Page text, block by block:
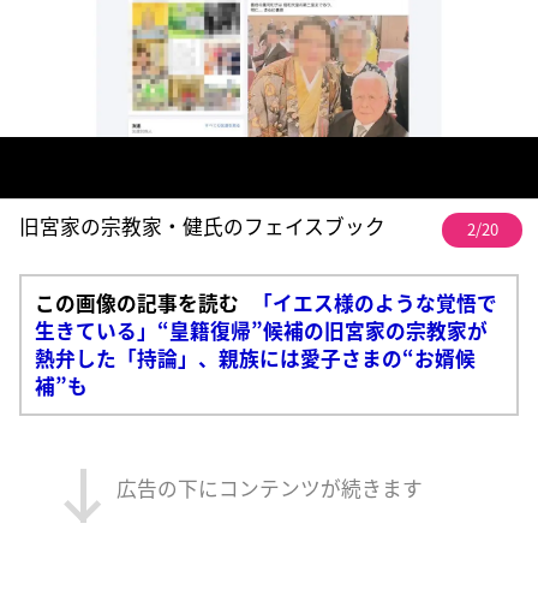
旧宮家の宗教家・健氏のフェイスブック 2/20
この画像の記事を読む
「イエス様のような覚悟で
生きている」“皇籍復帰”候補の旧宮家の宗教家が
熱弁した「持論」、親族には愛子さまの“お婿候
補”も
広告の下にコンテンツが続きます